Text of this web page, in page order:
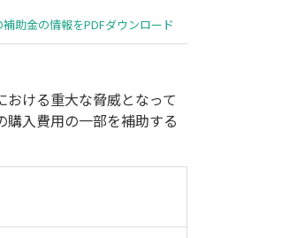
補助金の情報をPDFダウンロード
ける重大な脅威となって
入費用の一部を補助する